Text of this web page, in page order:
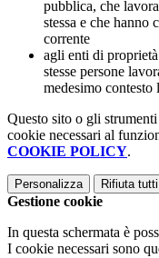
pubblica, che
stessa e che hanno
corrente
agli enti di
stesse persone
medesimo contesto
Questo sito o gli
cookie necessari al
COOKIE POLICY.
Personalizza Rifiuta tutti
Gestione cookie
In questa schermata è
I cookie necessari sono